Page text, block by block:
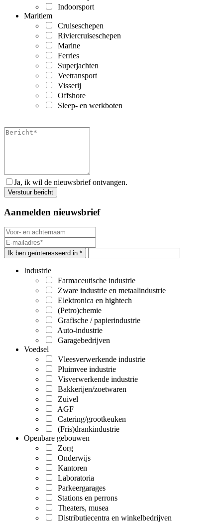
Indoorsport
Maritiem
Cruiseschepen
Riviercruiseschepen
Marine
Ferries
Superjachten
Veetransport
Visserij
Offshore
Sleep- en werkboten
Ja, ik wil de nieuwsbrief ontvangen.
Aanmelden nieuwsbrief
Ik ben geïnteresseerd in *
Industrie
Farmaceutische industrie
Zware industrie en metaalindustrie
Elektronica en hightech
(Petro)chemie
Grafische / papierindustrie
Auto-industrie
Garagebedrijven
Voedsel
Vleesverwerkende industrie
Pluimvee industrie
Visverwerkende industrie
Bakkerijen/zoetwaren
Zuivel
AGF
Catering/grootkeuken
(Fris)drankindustrie
Openbare gebouwen
Zorg
Onderwijs
Kantoren
Laboratoria
Parkeergarages
Stations en perrons
Theaters, musea
Distributiecentra en winkelbedrijven